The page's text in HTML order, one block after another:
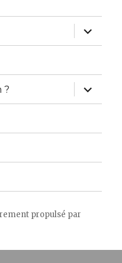
ouvrir
le
sous-
?
ouvrir
le
sous-
propulsé par